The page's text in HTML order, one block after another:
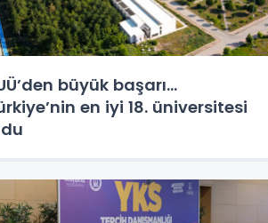
büyük başarı...
en iyi 18. üniversitesi